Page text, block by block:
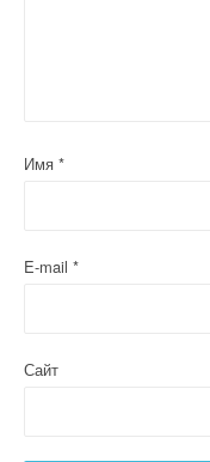
Имя *
E-mail *
Сайт